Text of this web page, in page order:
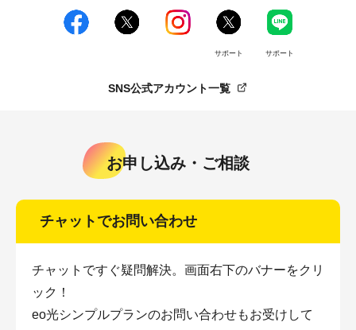
サポート サポート
SNS公式アカウント一覧
お申し込み・ご相談
チャットでお問い合わせ
チャットですぐ疑問解決。画面右下のバナーをクリ
ック！
eo光シンプルプランのお問い合わせもお受けして